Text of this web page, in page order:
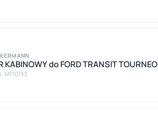
KABINOWY do FORD TRANSIT TOURNEO
M110133